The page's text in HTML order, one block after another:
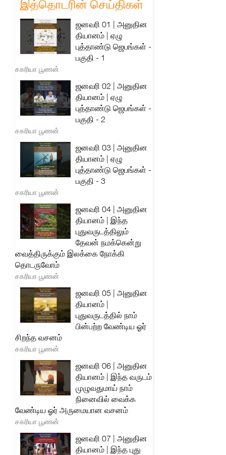
இத்தொடரின் செய்திகள்
ஜனவரி 01 | அனுதின
தியானம் | ஏழு
புத்தாண்டு ஜெபங்கள் -
பகுதி - 1
சகரியா பூணன்
ஜனவரி 02 | அனுதின
தியானம் | ஏழு
புத்தாண்டு ஜெபங்கள் -
பகுதி - 2
சகரியா பூணன்
ஜனவரி 03 | அனுதின
தியானம் | ஏழு
புத்தாண்டு ஜெபங்கள் -
பகுதி - 3
சகரியா பூணன்
ஜனவரி 04 | அனுதின
தியானம் | இந்த
புதுவருடத்திலும்
தேவன் நமக்கென்று
வைத்திருக்கும் இலக்கை நோக்கி
தொடருவோம்
சகரியா பூணன்
ஜனவரி 05 | அனுதின
தியானம் |
புதுவருடத்தில் நாம்
பின்பற்ற வேண்டிய ஓர்
சிறந்த வசனம்
சகரியா பூணன்
ஜனவரி 06 | அனுதின
தியானம் | இந்த வருடம்
முழுவதுமாய் நாம்
நினைவில் வைக்க
வேண்டிய ஓர் அருமையான வசனம்
சகரியா பூணன்
ஜனவரி 07 | அனுதின
தியானம் | இந்த புது